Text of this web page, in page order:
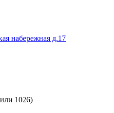
набережная д.17
1026)